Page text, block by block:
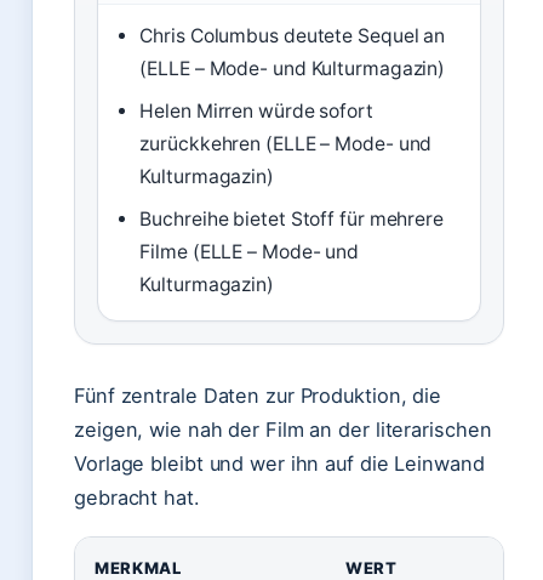
Chris Columbus deutete Sequel an
(ELLE – Mode- und Kulturmagazin)
Helen Mirren würde sofort
zurückkehren (ELLE – Mode- und
Kulturmagazin)
Buchreihe bietet Stoff für mehrere
Filme (ELLE – Mode- und
Kulturmagazin)
Fünf zentrale Daten zur Produktion, die
zeigen, wie nah der Film an der literarischen
Vorlage bleibt und wer ihn auf die Leinwand
gebracht hat.
MERKMAL WERT